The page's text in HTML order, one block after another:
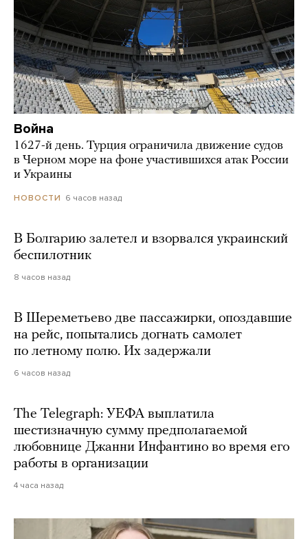
Война
1627-й день. Турция ограничила движение судов
в Черном море на фоне участившихся атак России
и Украины
НОВОСТИ 6 часов назад
В Болгарию залетел и взорвался украинский
беспилотник
8 часов назад
В Шереметьево две пассажирки, опоздавшие
на рейс, попытались догнать самолет
по летному полю. Их задержали
6 часов назад
The Telegraph: УЕФА выплатила
шестизначную сумму предполагаемой
любовнице Джанни Инфантино во время его
работы в организации
4 часа назад